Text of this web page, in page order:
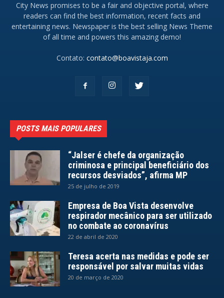
City News promises to be a fair and objective portal, where
readers can find the best information, recent facts and
entertaining news. Newspaper is the best selling News Theme
of all time and powers this amazing demo!
Contato: contato@boavistaja.com
POSTS MAIS POPULARES
“Jalser é chefe da organização
criminosa e principal beneficiário dos
recursos desviados”, afirma MP
25 de julho de 2019
Empresa de Boa Vista desenvolve
respirador mecânico para ser utilizado
no combate ao coronavírus
22 de abril de 2020
Teresa acerta nas medidas e pode ser
responsável por salvar muitas vidas
20 de março de 2020